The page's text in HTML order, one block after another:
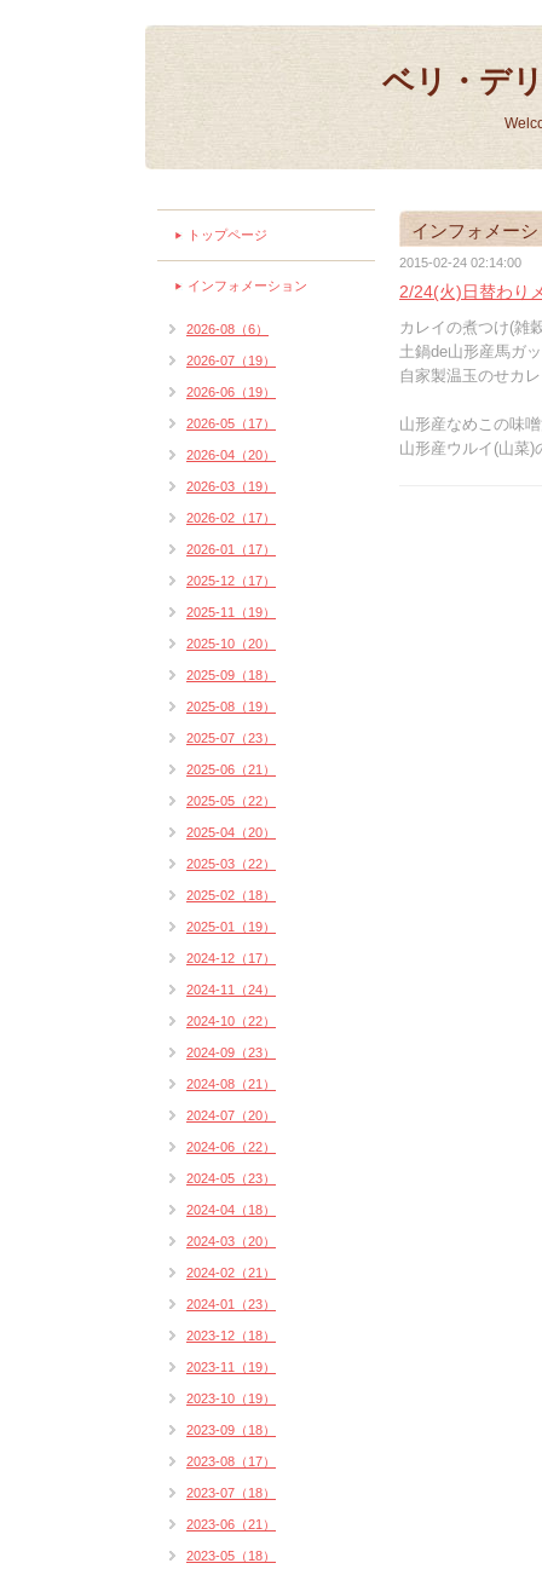
ベリ・デ
インフォメー
2015-02-24 02:14:00
2/24(火)日替わり
カレイの煮つけ(雑
土鍋de山形産馬ガ
自家製温玉のせカ
山形産なめこの味
山形産ウルイ(山菜)
トップページ
インフォメーション
2026-08（6）
2026-07（19）
2026-06（19）
2026-05（17）
2026-04（20）
2026-03（19）
2026-02（17）
2026-01（17）
2025-12（17）
2025-11（19）
2025-10（20）
2025-09（18）
2025-08（19）
2025-07（23）
2025-06（21）
2025-05（22）
2025-04（20）
2025-03（22）
2025-02（18）
2025-01（19）
2024-12（17）
2024-11（24）
2024-10（22）
2024-09（23）
2024-08（21）
2024-07（20）
2024-06（22）
2024-05（23）
2024-04（18）
2024-03（20）
2024-02（21）
2024-01（23）
2023-12（18）
2023-11（19）
2023-10（19）
2023-09（18）
2023-08（17）
2023-07（18）
2023-06（21）
2023-05（18）